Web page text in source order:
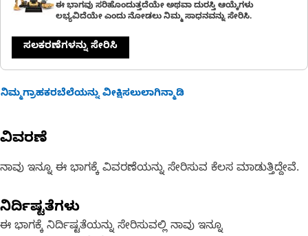
ಈ ಭಾಗವು ಸರಿಹೊಂದುತ್ತದೆಯೇ ಅಥವಾ ದುರಸ್ತಿ ಆಯ್ಕೆಗಳು
ಲಭ್ಯವಿದೆಯೇ ಎಂದು ನೋಡಲು ನಿಮ್ಮ ಸಾಧನವನ್ನು ಸೇರಿಸಿ.
ಸಲಕರಣೆಗಳನ್ನು ಸೇರಿಸಿ
ನಿಮ್ಮಗ್ರಾಹಕರಬೆಲೆಯನ್ನು ವೀಕ್ಷಿಸಲುಲಾಗಿನ್ಮಾಡಿ
ವಿವರಣೆ
ನಾವು ಇನ್ನೂ ಈ ಭಾಗಕ್ಕೆ ವಿವರಣೆಯನ್ನು ಸೇರಿಸುವ ಕೆಲಸ ಮಾಡುತ್ತಿದ್ದೇವೆ.
ನಿರ್ದಿಷ್ಟತೆಗಳು
ಈ ಭಾಗಕ್ಕೆ ನಿರ್ದಿಷ್ಟತೆಯನ್ನು ಸೇರಿಸುವಲ್ಲಿ ನಾವು ಇನ್ನೂ